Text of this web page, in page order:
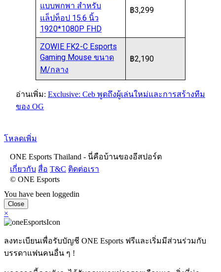
แบบพกพา สําหรับ
แล็ปท็อป 15.6 นิ้ว
1920*1080P FHD
฿3,299
ZOWIE FK2-C Esports
Gaming Mouse ขนาด
M/กลาง
฿2,190
อ่านเพิ่ม: Exclusive: Ceb พูดถึงผู้เล่นใหม่และการสร้างทีม
ของ OG
โหลดเพิ่ม
ONE Esports Thailand - นี่คือบ้านของอีสปอร์ต
เกี่ยวกับ สื่อ T&C ติดต่อเรา
© ONE Esports
You have been loggedin
Close
×
ลงทะเบียนเพื่อรับบัญชี ONE Esports ฟรีและเริ่มมีส่วนร่วมกับ
บรรดาแฟนคนอื่น ๆ !